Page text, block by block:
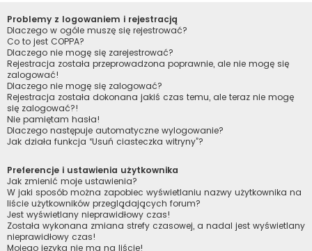
Problemy z logowaniem i rejestracją
Dlaczego w ogóle muszę się rejestrować?
Co to jest COPPA?
Dlaczego nie mogę się zarejestrować?
Rejestracja została przeprowadzona poprawnie, ale nie mogę się
zalogować!
Dlaczego nie mogę się zalogować?
Rejestracja została dokonana jakiś czas temu, ale teraz nie mogę
się zalogować?!
Nie pamiętam hasła!
Dlaczego następuje automatyczne wylogowanie?
Jak działa funkcja “Usuń ciasteczka witryny”?
Preferencje i ustawienia użytkownika
Jak zmienić moje ustawienia?
W jaki sposób można zapobiec wyświetlaniu nazwy użytkownika na
liście użytkowników przeglądających forum?
Jest wyświetlany nieprawidłowy czas!
Została wykonana zmiana strefy czasowej, a nadal jest wyświetlany
nieprawidłowy czas!
Mojego języka nie ma na liście!